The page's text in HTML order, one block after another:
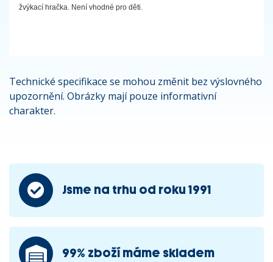
žvýkací hračka. Není vhodné pro děti.
Technické specifikace se mohou změnit bez výslovného
upozornění. Obrázky mají pouze informativní
charakter.
Jsme na trhu od roku 1991
99% zboží máme skladem